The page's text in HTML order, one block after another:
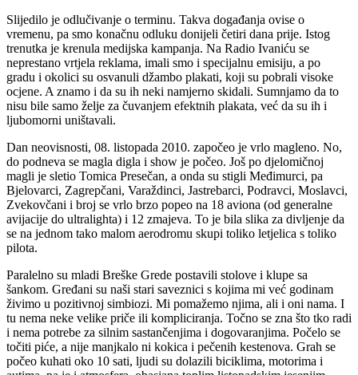
Slijedilo je odlučivanje o terminu. Takva događanja ovise o
vremenu, pa smo konačnu odluku donijeli četiri dana prije. Istog
trenutka je krenula medijska kampanja. Na Radio Ivaniću se
neprestano vrtjela reklama, imali smo i specijalnu emisiju, a po
gradu i okolici su osvanuli džambo plakati, koji su pobrali visoke
ocjene. A znamo i da su ih neki namjerno skidali. Sumnjamo da to
nisu bile samo želje za čuvanjem efektnih plakata, već da su ih i
ljubomorni uništavali.
Dan neovisnosti, 08. listopada 2010. započeo je vrlo magleno. No,
do podneva se magla digla i show je počeo. Još po djelomičnoj
magli je sletio Tomica Presečan, a onda su stigli Međimurci, pa
Bjelovarci, Zagrepčani, Varaždinci, Jastrebarci, Podravci, Moslavci,
Zvekovčani i broj se vrlo brzo popeo na 18 aviona (od generalne
avijacije do ultralighta) i 12 zmajeva. To je bila slika za divljenje da
se na jednom tako malom aerodromu skupi toliko letjelica s toliko
pilota.
Paralelno su mladi Breške Grede postavili stolove i klupe sa
šankom. Gređani su naši stari saveznici s kojima mi već godinam
živimo u pozitivnoj simbiozi. Mi pomažemo njima, ali i oni nama. I
tu nema neke velike priče ili kompliciranja. Točno se zna što tko radi
i nema potrebe za silnim sastančenjima i dogovaranjima. Počelo se
točiti piće, a nije manjkalo ni kokica i pečenih kestenova. Grah se
počeo kuhati oko 10 sati, ljudi su dolazili biciklima, motorima i